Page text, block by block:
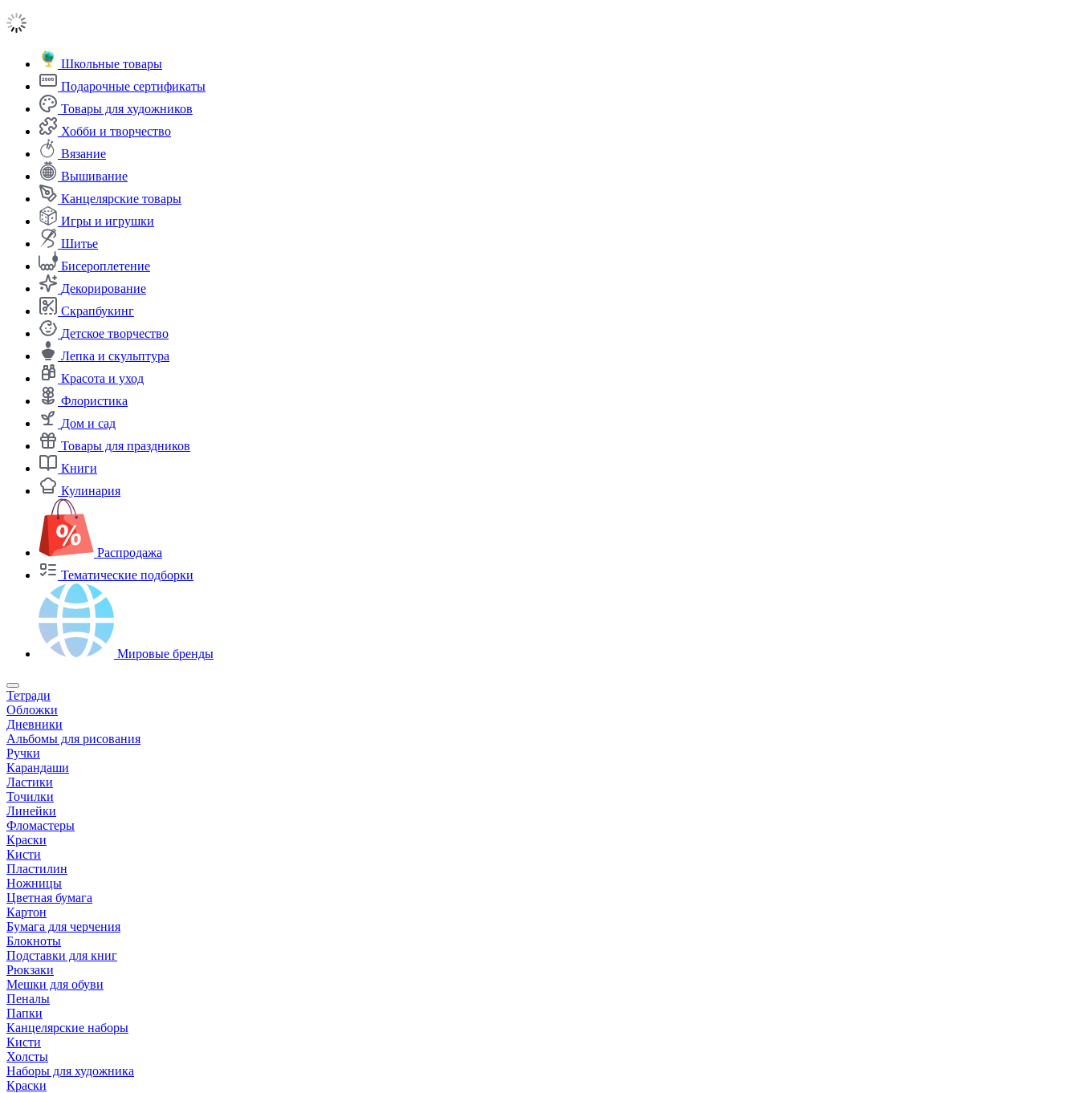
Школьные товары
Подарочные сертификаты
Товары для художников
Хобби и творчество
Вязание
Вышивание
Канцелярские товары
Игры и игрушки
Шитье
Бисероплетение
Декорирование
Скрапбукинг
Детское творчество
Лепка и скульптура
Красота и уход
Флористика
Дом и сад
Товары для праздников
Книги
Кулинария
Распродажа
Тематические подборки
Мировые бренды
Тетради
Обложки
Дневники
Альбомы для рисования
Ручки
Карандаши
Ластики
Точилки
Линейки
Фломастеры
Краски
Кисти
Пластилин
Ножницы
Цветная бумага
Картон
Бумага для черчения
Блокноты
Подставки для книг
Рюкзаки
Мешки для обуви
Пеналы
Папки
Канцелярские наборы
Кисти
Холсты
Наборы для художника
Краски